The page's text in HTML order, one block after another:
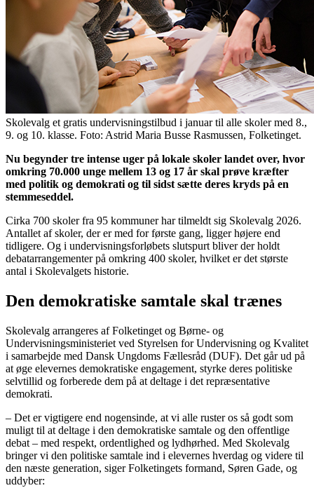
Skolevalg et gratis undervisningstilbud i januar til alle skoler med 8.,
9. og 10. klasse. Foto: Astrid Maria Busse Rasmussen, Folketinget.
Nu begynder tre intense uger på lokale skoler landet over, hvor
omkring 70.000 unge mellem 13 og 17 år skal prøve kræfter
med politik og demokrati og til sidst sætte deres kryds på en
stemmeseddel.
Cirka 700 skoler fra 95 kommuner har tilmeldt sig Skolevalg 2026.
Antallet af skoler, der er med for første gang, ligger højere end
tidligere. Og i undervisningsforløbets slutspurt bliver der holdt
debatarrangementer på omkring 400 skoler, hvilket er det største
antal i Skolevalgets historie.
Den demokratiske samtale skal trænes
Skolevalg arrangeres af Folketinget og Børne- og
Undervisningsministeriet ved Styrelsen for Undervisning og Kvalitet
i samarbejde med Dansk Ungdoms Fællesråd (DUF). Det går ud på
at øge elevernes demokratiske engagement, styrke deres politiske
selvtillid og forberede dem på at deltage i det repræsentative
demokrati.
– Det er vigtigere end nogensinde, at vi alle ruster os så godt som
muligt til at deltage i den demokratiske samtale og den offentlige
debat – med respekt, ordentlighed og lydhørhed. Med Skolevalg
bringer vi den politiske samtale ind i elevernes hverdag og videre til
den næste generation, siger Folketingets formand, Søren Gade, og
uddyber: